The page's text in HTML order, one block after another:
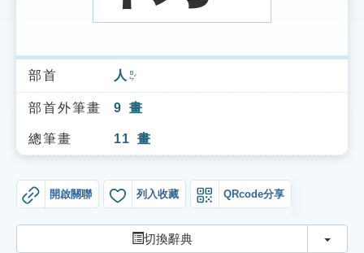
索引選單
知識索引
單字索引
部首 人 ㄖㄣˊ
部首外筆畫 9 畫
總筆畫 11 畫
開啟關聯 列入收藏 QRcode分享
切換辭典 切換